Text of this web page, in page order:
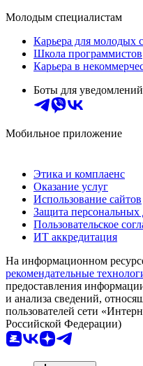
Молодым специалистам
Карьера для молодых
Школа программистов
Карьера в
Боты для уведомлений
Мобильное приложение
Этика и комплаенс
Оказание услуг
Использование сайтов
Защита
Пользовательское
ИТ аккредитация
На информационном
рекомендательные
предоставления
и анализа сведений,
пользователей сети
Российской Федерации)